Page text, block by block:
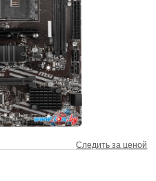
Следить за ценой